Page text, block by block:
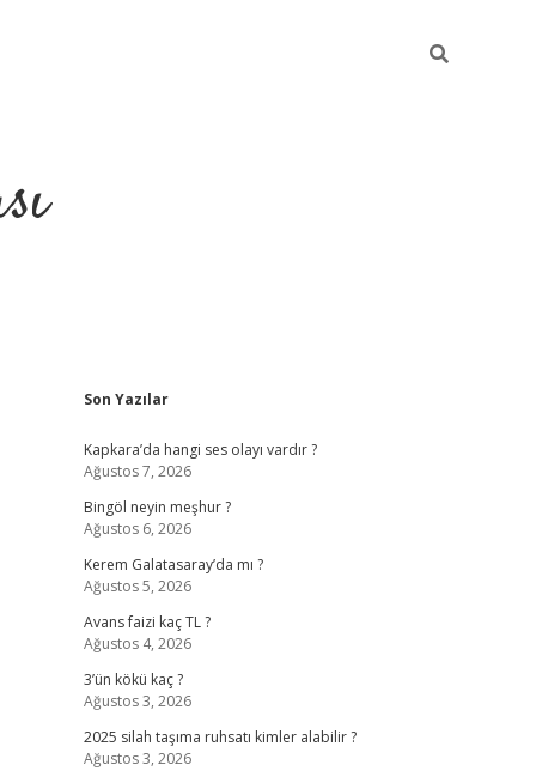
Sidebar
Son Yazılar
Kapkara’da hangi ses olayı vardır ?
Ağustos 7, 2026
Bingöl neyin meşhur ?
Ağustos 6, 2026
Kerem Galatasaray’da mı ?
Ağustos 5, 2026
Avans faizi kaç TL ?
Ağustos 4, 2026
3’ün kökü kaç ?
Ağustos 3, 2026
2025 silah taşıma ruhsatı kimler alabilir ?
Ağustos 3, 2026